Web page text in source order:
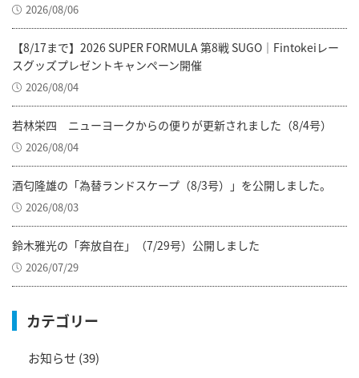
2026/08/06
【8/17まで】2026 SUPER FORMULA 第8戦 SUGO｜Fintokeiレー
スグッズプレゼントキャンペーン開催
2026/08/04
若林栄四 ニューヨークからの便りが更新されました（8/4号）
2026/08/04
酒匂隆雄の「為替ランドスケープ（8/3号）」を公開しました。
2026/08/03
鈴木雅光の「奔放自在」（7/29号）公開しました
2026/07/29
カテゴリー
お知らせ (39)